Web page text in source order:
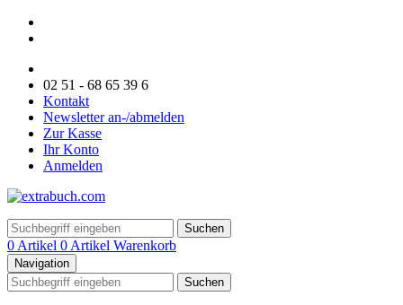
02 51 - 68 65 39 6
Kontakt
Newsletter an-/abmelden
Zur Kasse
Ihr Konto
Anmelden
Suchen
0 Artikel 0 Artikel Warenkorb
Navigation
Suchen